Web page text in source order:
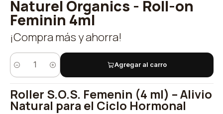
Naturel Organics - Roll-on
Feminin 4ml
¡Compra más y ahorra!
Cantidad
Agregar al carro
Roller S.O.S. Femenin (4 ml) – Alivio
Natural para el Ciclo Hormonal